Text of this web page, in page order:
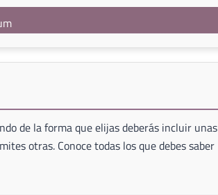
de la forma que elijas deberás incluir unas
otras. Conoce todas los que debes saber